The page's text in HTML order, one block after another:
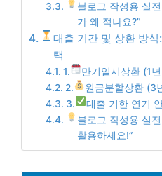
블로그 작성용 실
가 왜 적나요?”
대출 기간 및 상환 방
택
1.
만기일시상환 (1
2.
원금분할상환 (3
3.
대출 기한 연기
블로그 작성용 실
활용하세요!”